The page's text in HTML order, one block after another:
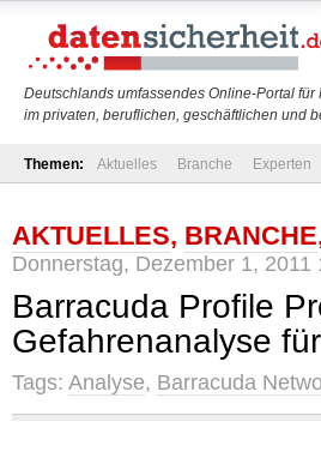
Deutschlands umfassendes Online-Portal
im privaten, beruflichen, geschäftlichen und
Themen: Aktuelles Branche Experten
AKTUELLES, BRANCHE
Donnerstag, Dezember 1, 2011
Barracuda Profile
Gefahrenanalyse
Tags: Analyse, Barracuda